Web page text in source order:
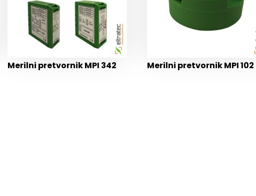
Merilni pretvornik MPI 342 Merilni pretvornik MPI 102